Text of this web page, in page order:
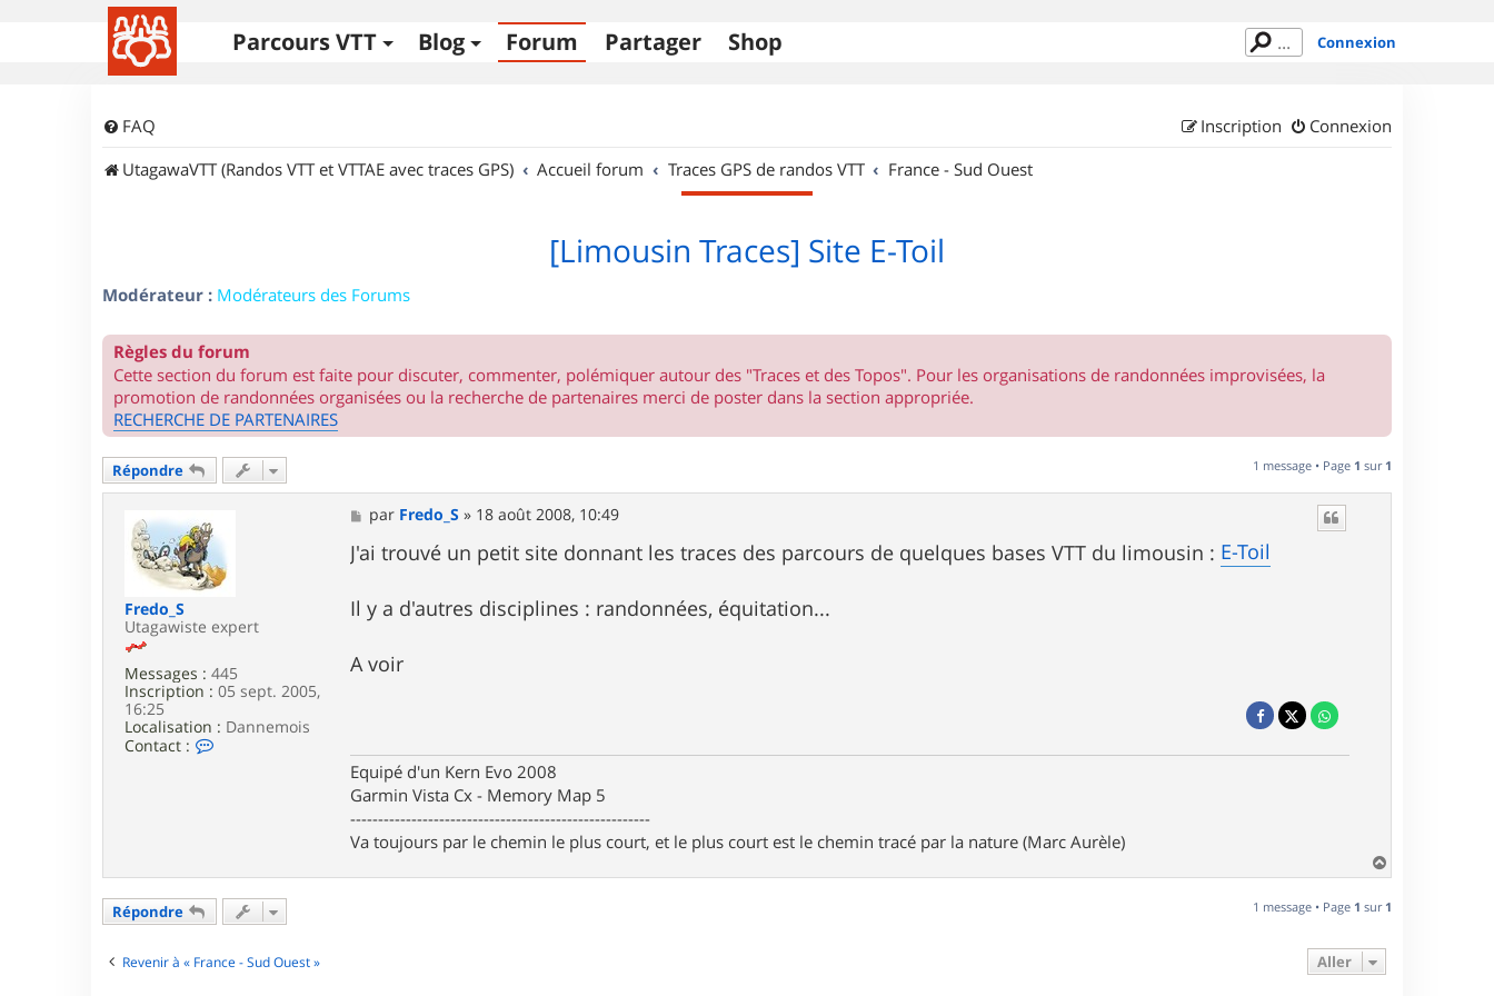
Parcours VTT Blog Forum Partager Shop Connexion
FAQ Connexion
Inscription
UtagawaVTT (Randos VTT et VTTAE avec traces GPS)
Accueil forum Traces GPS de randos VTT France - Sud Ouest
[Limousin Traces] Site E-Toil
Modérateur : Modérateurs des Forums
Règles du forum
Cette section du forum est faite pour discuter, commenter, polémiquer autour des "Traces et des Topos". Pour les organisations de randonnées improvisées, la
promotion de randonnées organisées ou la recherche de partenaires merci de poster dans la section appropriée.
RECHERCHE DE PARTENAIRES
Répondre 1 message • Page 1 sur 1
Fredo_S
Utagawiste expert
Messages : 445
Inscription : 05 sept. 2005,
16:25
Localisation : Dannemois
Contact :
r
F
r
d
o
M
e
s
s
g
e
par Fredo_S » 18 août 2008, 10:49
J'ai trouvé un petit site donnant les traces des parcours de quelques bases VTT du limousin : E-Toil
Il y a d'autres disciplines : randonnées, équitation...
A voir
Equipé d'un Kern Evo 2008
Garmin Vista Cx - Memory Map 5
------------------------------------------------------
Va toujours par le chemin le plus court, et le plus court est le chemin tracé par la nature (Marc Aurèle)
a
t
Répondre 1 message • Page 1 sur 1
Revenir à « France - Sud Ouest » Aller